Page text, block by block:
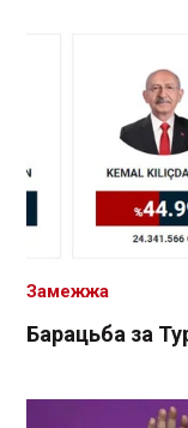
Барацьба за
Замежжа